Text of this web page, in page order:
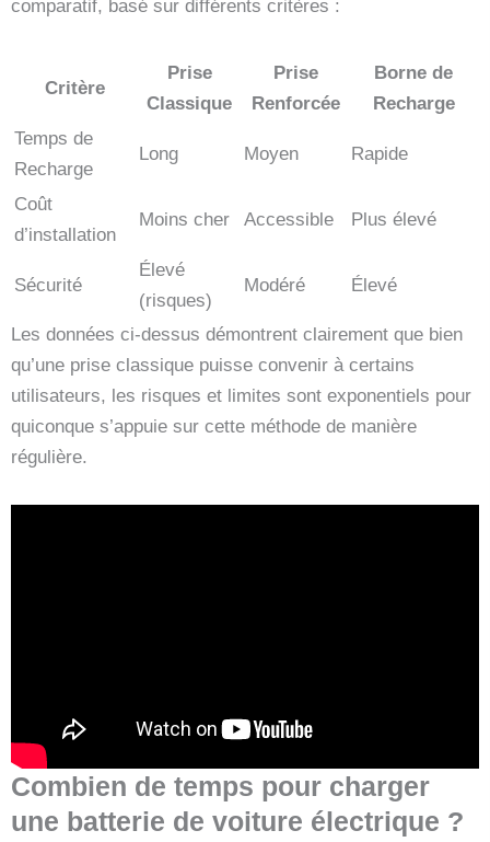
comparatif, basé sur différents critères :
Critère
Prise
Classique
Prise
Renforcée
Borne de
Recharge
Temps de
Recharge
Long Moyen Rapide
Coût
d’installation
Moins cher Accessible Plus élevé
Sécurité
Élevé
(risques)
Modéré Élevé
Les données ci-dessus démontrent clairement que bien
qu’une prise classique puisse convenir à certains
utilisateurs, les risques et limites sont exponentiels pour
quiconque s’appuie sur cette méthode de manière
régulière.
Combien de temps pour charger
une batterie de voiture électrique ?